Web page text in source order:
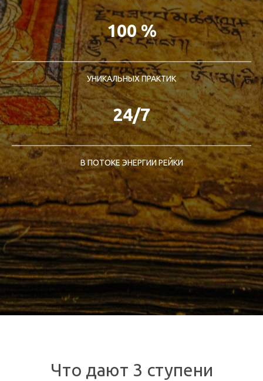
100 %
УНИКАЛЬНЫХ ПРАКТИК
24/7
В ПОТОКЕ ЭНЕРГИИ РЕЙКИ
Что дают 3 ступени